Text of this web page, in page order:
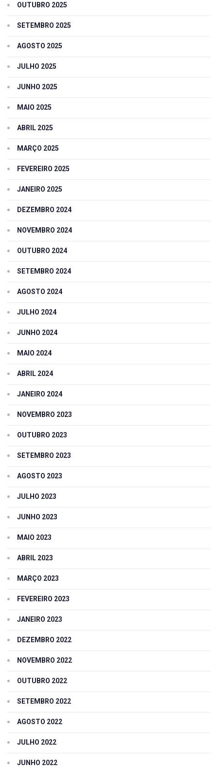
OUTUBRO 2025
SETEMBRO 2025
AGOSTO 2025
JULHO 2025
JUNHO 2025
MAIO 2025
ABRIL 2025
MARÇO 2025
FEVEREIRO 2025
JANEIRO 2025
DEZEMBRO 2024
NOVEMBRO 2024
OUTUBRO 2024
SETEMBRO 2024
AGOSTO 2024
JULHO 2024
JUNHO 2024
MAIO 2024
ABRIL 2024
JANEIRO 2024
NOVEMBRO 2023
OUTUBRO 2023
SETEMBRO 2023
AGOSTO 2023
JULHO 2023
JUNHO 2023
MAIO 2023
ABRIL 2023
MARÇO 2023
FEVEREIRO 2023
JANEIRO 2023
DEZEMBRO 2022
NOVEMBRO 2022
OUTUBRO 2022
SETEMBRO 2022
AGOSTO 2022
JULHO 2022
JUNHO 2022